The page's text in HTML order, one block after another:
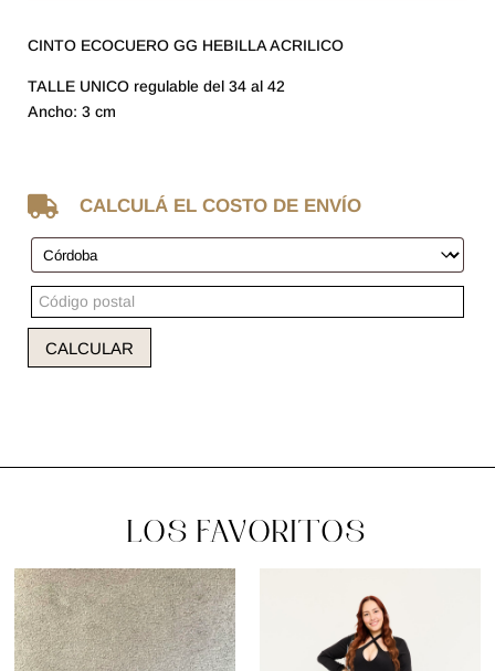
CINTO ECOCUERO GG HEBILLA ACRILICO
TALLE UNICO regulable del 34 al 42
Ancho: 3 cm
 CALCULÁ EL COSTO DE ENVÍO
CALCULAR
LOS FAVORITOS